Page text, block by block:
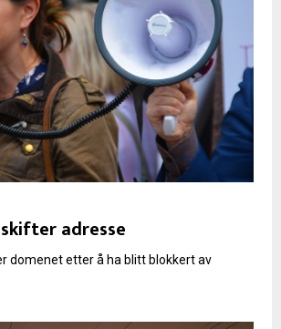
adresse
domenet etter å ha blitt blokkert av